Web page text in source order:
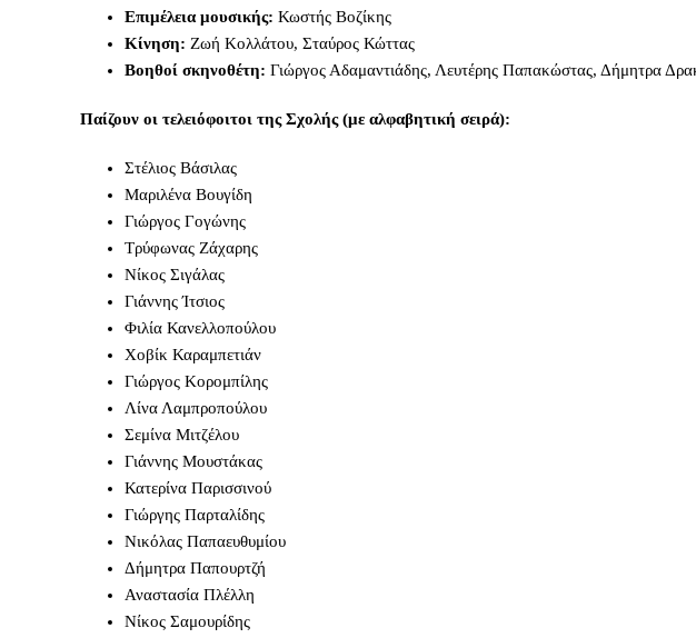
Επιμέλεια μουσικής: Κωστής Βοζίκης
Κίνηση: Ζωή Κολλάτου, Σταύρος Κώττας
Βοηθοί σκηνοθέτη: Γιώργος Αδαμαντιάδης, Λευτέρης Παπακώστας, Δήμητρα
Παίζουν οι τελειόφοιτοι της Σχολής (με αλφαβητική σειρά):
Στέλιος Βάσιλας
Μαριλένα Βουγίδη
Γιώργος Γογώνης
Τρύφωνας Ζάχαρης
Νίκος Σιγάλας
Γιάννης Ίτσιος
Φιλία Κανελλοπούλου
Χοβίκ Καραμπετιάν
Γιώργος Κορομπίλης
Λίνα Λαμπροπούλου
Σεμίνα Μιτζέλου
Γιάννης Μουστάκας
Κατερίνα Παρισσινού
Γιώργης Παρταλίδης
Νικόλας Παπαευθυμίου
Δήμητρα Παπουρτζή
Αναστασία Πλέλλη
Νίκος Σαμουρίδης